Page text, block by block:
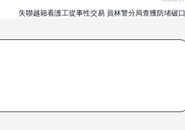
失聯越籍看護工從事性交易 員林警分局查獲防堵破口